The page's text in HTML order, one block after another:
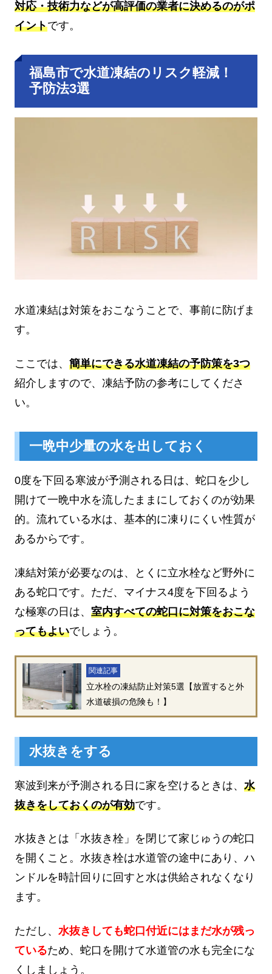
対応・技術力などが高評価の業者に決めるのがポ
イントです。
福島市で水道凍結のリスク軽減！
予防法3選
水道凍結は対策をおこなうことで、事前に防げま
す。
ここでは、 簡単にできる水道凍結の予防策を3つ
紹介しますので、凍結予防の参考にしてくださ
い。
一晩中少量の水を出しておく
0度を下回る寒波が予測される日は、蛇口を少し
開けて一晩中水を流したままにしておくのが効果
的。流れている水は、基本的に凍りにくい性質が
あるからです。
凍結対策が必要なのは、とくに立水栓など野外に
ある蛇口です。ただ、マイナス4度を下回るよう
な極寒の日は、 室内すべての蛇口に対策をおこな
ってもよいでしょう。
関連記事
立水栓の凍結防止対策5選【放置すると外
水道破損の危険も！】
水抜きをする
寒波到来が予測される日に家を空けるときは、 水
抜きをしておくのが有効です。
水抜きとは「水抜き栓」を閉じて家じゅうの蛇口
を開くこと。水抜き栓は水道管の途中にあり、ハ
ンドルを時計回りに回すと水は供給されなくなり
ます。
ただし、 水抜きしても蛇口付近にはまだ水が残っ
ているため、蛇口を開けて水道管の水も完全にな
くしましょう。